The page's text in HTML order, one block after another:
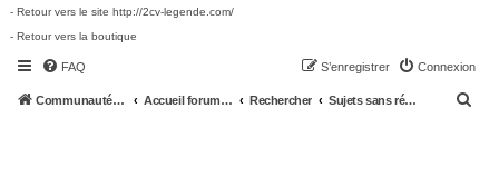
- Retour vers le site http://2cv-legende.com/
- Retour vers la boutique
FAQ Connexion
S’enregistrer
Communauté 2cv-legende.com Accueil forum 2cv-legende.com Rechercher Sujets sans réponse